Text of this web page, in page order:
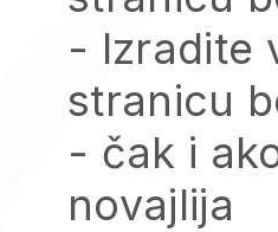
- Izradite
stranicu
- čak i
novajlija